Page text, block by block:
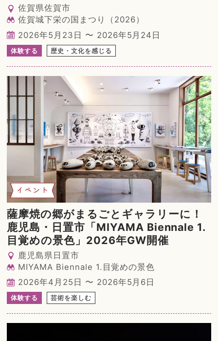
佐賀県佐賀市
佐賀城下栄の国まつり（2026）
2026年5月23日 〜 2026年5月24日
体験する 歴史・文化を感じる
イベント
薩摩焼の郷がまるごとギャラリーに！
鹿児島・日置市「MIYAMA Biennale 1.
目覚めの景色」2026年GW開催
鹿児島県日置市
MIYAMA Biennale 1.目覚めの景色
2026年4月25日 〜 2026年5月6日
体験する 芸術を楽しむ